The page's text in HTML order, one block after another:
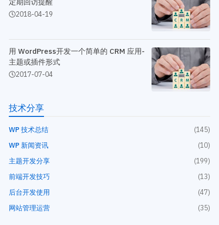
前端开发技巧
网站管理运营
WP新闻资讯
WordPress数据库
WooCommerce开发
多语言主题开发
电子商务和支付
登录
2018-04-19
用 WordPress开发一个简单的 CRM 应用-
主题或插件形式
2017-07-04
技术分享
WP 技术总结
(145)
WP 新闻资讯
(10)
主题开发分享
(199)
前端开发技巧
(13)
后台开发使用
(47)
网站管理运营
(35)